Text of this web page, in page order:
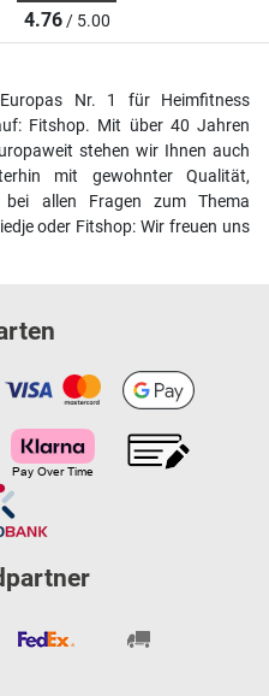
4.76/ 5.00
Nr. 1 für Heimfitness
Fitshop. Mit über 40 Jahren
stehen wir Ihnen auch
mit gewohnter Qualität,
bei allen Fragen zum Thema
oder Fitshop: Wir freuen uns